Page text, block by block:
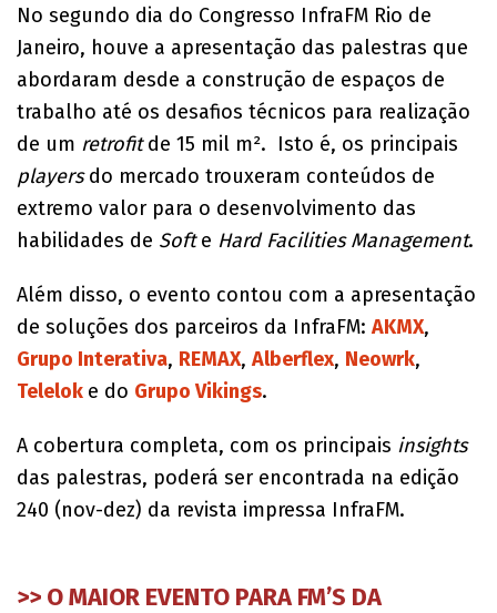
No segundo dia do Congresso InfraFM Rio de
Janeiro, houve a apresentação das palestras que
abordaram desde a construção de espaços de
trabalho até os desafios técnicos para realização
de um retrofitde 15 mil m². Isto é, os principais
playersdo mercado trouxeram conteúdos de
extremo valor para o desenvolvimento das
habilidades de Softe Hard Facilities Management.
Além disso, o evento contou com a apresentação
de soluções dos parceiros da InfraFM: AKMX,
Grupo Interativa, REMAX, Alberflex, Neowrk,
Telelok e do Grupo Vikings.
A cobertura completa, com os principais insights
das palestras, poderá ser encontrada na edição
240 (nov-dez) da revista impressa InfraFM.
>> O MAIOR EVENTO PARA FM’S DA